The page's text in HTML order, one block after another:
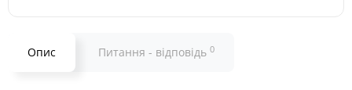
Опис Питання - відповідь 0